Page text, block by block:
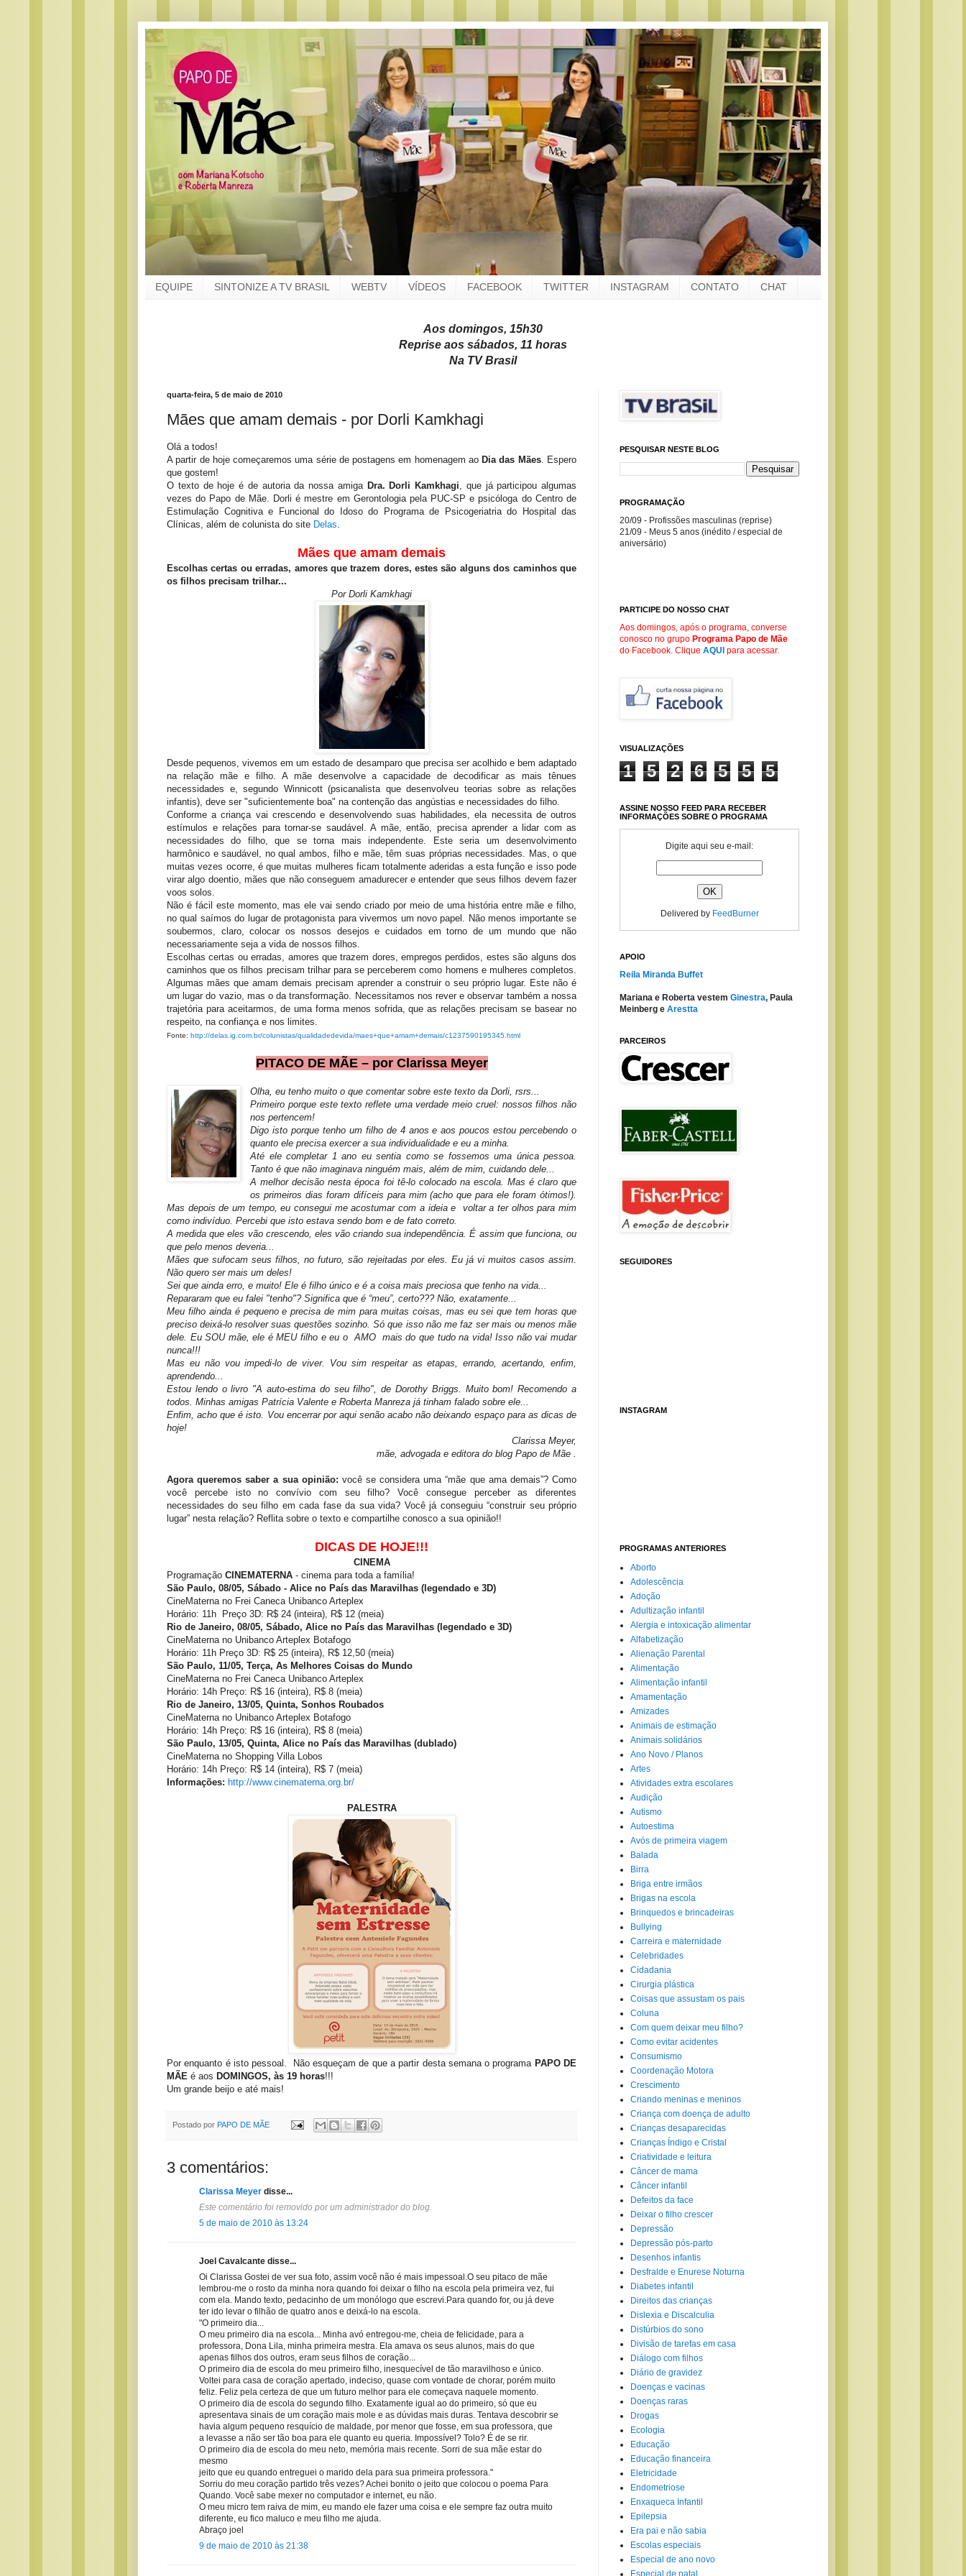
EQUIPE SINTONIZE A TV BRASIL WEBTV VÍDEOS FACEBOOK TWITTER INSTAGRAM CONTATO CHAT
Aos domingos, 15h30
Reprise aos sábados, 11 horas
Na TV Brasil
quarta-feira, 5 de maio de 2010
Mães que amam demais - por Dorli Kamkhagi
Olá a todos!
A partir de hoje começaremos uma série de postagens em homenagem ao Dia das Mães. Espero
que gostem!
O texto de hoje é de autoria da nossa amiga Dra. Dorli Kamkhagi, que já participou algumas
vezes do Papo de Mãe. Dorli é mestre em Gerontologia pela PUC-SP e psicóloga do Centro de
Estimulação Cognitiva e Funcional do Idoso do Programa de Psicogeriatria do Hospital das
Clínicas, além de colunista do site Delas.
Mães que amam demais
Escolhas certas ou erradas, amores que trazem dores, estes são alguns dos caminhos que
os filhos precisam trilhar...
Por Dorli Kamkhagi
Desde pequenos, vivemos em um estado de desamparo que precisa ser acolhido e bem adaptado
na relação mãe e filho. A mãe desenvolve a capacidade de decodificar as mais tênues
necessidades e, segundo Winnicott (psicanalista que desenvolveu teorias sobre as relações
infantis), deve ser "suficientemente boa" na contenção das angústias e necessidades do filho.
Conforme a criança vai crescendo e desenvolvendo suas habilidades, ela necessita de outros
estímulos e relações para tornar-se saudável. A mãe, então, precisa aprender a lidar com as
necessidades do filho, que se torna mais independente. Este seria um desenvolvimento
harmônico e saudável, no qual ambos, filho e mãe, têm suas próprias necessidades. Mas, o que
muitas vezes ocorre, é que muitas mulheres ficam totalmente aderidas a esta função e isso pode
virar algo doentio, mães que não conseguem amadurecer e entender que seus filhos devem fazer
voos solos.
Não é fácil este momento, mas ele vai sendo criado por meio de uma história entre mãe e filho,
no qual saímos do lugar de protagonista para vivermos um novo papel. Não menos importante se
soubermos, claro, colocar os nossos desejos e cuidados em torno de um mundo que não
necessariamente seja a vida de nossos filhos.
Escolhas certas ou erradas, amores que trazem dores, empregos perdidos, estes são alguns dos
caminhos que os filhos precisam trilhar para se perceberem como homens e mulheres completos.
Algumas mães que amam demais precisam aprender a construir o seu próprio lugar. Este não é
um lugar do vazio, mas o da transformação. Necessitamos nos rever e observar também a nossa
trajetória para aceitarmos, de uma forma menos sofrida, que as relações precisam se basear no
respeito, na confiança e nos limites.
Fonte: http://delas.ig.com.br/colunistas/qualidadedevida/maes+que+amam+demais/c1237590195345.html
PITACO DE MÃE – por Clarissa Meyer
Olha, eu tenho muito o que comentar sobre este texto da Dorli, rsrs...
Primeiro porque este texto reflete uma verdade meio cruel: nossos filhos não
nos pertencem!
Digo isto porque tenho um filho de 4 anos e aos poucos estou percebendo o
quanto ele precisa exercer a sua individualidade e eu a minha.
Até ele completar 1 ano eu sentia como se fossemos uma única pessoa.
Tanto é que não imaginava ninguém mais, além de mim, cuidando dele...
A melhor decisão nesta época foi tê-lo colocado na escola. Mas é claro que
os primeiros dias foram difíceis para mim (acho que para ele foram ótimos!).
Mas depois de um tempo, eu consegui me acostumar com a ideia e voltar a ter olhos para mim
como indivíduo. Percebi que isto estava sendo bom e de fato correto.
A medida que eles vão crescendo, eles vão criando sua independência. É assim que funciona, ou
que pelo menos deveria...
Mães que sufocam seus filhos, no futuro, são rejeitadas por eles. Eu já vi muitos casos assim.
Não quero ser mais um deles!
Sei que ainda erro, e muito! Ele é filho único e é a coisa mais preciosa que tenho na vida...
Repararam que eu falei "tenho"? Significa que é “meu”, certo??? Não, exatamente...
Meu filho ainda é pequeno e precisa de mim para muitas coisas, mas eu sei que tem horas que
preciso deixá-lo resolver suas questões sozinho. Só que isso não me faz ser mais ou menos mãe
dele. Eu SOU mãe, ele é MEU filho e eu o AMO mais do que tudo na vida! Isso não vai mudar
nunca!!!
Mas eu não vou impedi-lo de viver. Vou sim respeitar as etapas, errando, acertando, enfim,
aprendendo...
Estou lendo o livro "A auto-estima do seu filho", de Dorothy Briggs. Muito bom! Recomendo a
todos. Minhas amigas Patrícia Valente e Roberta Manreza já tinham falado sobre ele...
Enfim, acho que é isto. Vou encerrar por aqui senão acabo não deixando espaço para as dicas de
hoje!
Clarissa Meyer,
mãe, advogada e editora do blog Papo de Mãe .
Agora queremos saber a sua opinião: você se considera uma “mãe que ama demais”? Como
você percebe isto no convívio com seu filho? Você consegue perceber as diferentes
necessidades do seu filho em cada fase da sua vida? Você já conseguiu “construir seu próprio
lugar” nesta relação? Reflita sobre o texto e compartilhe conosco a sua opinião!!
DICAS DE HOJE!!!
CINEMA
Programação CINEMATERNA - cinema para toda a família!
São Paulo, 08/05, Sábado - Alice no País das Maravilhas (legendado e 3D)
CineMaterna no Frei Caneca Unibanco Arteplex
Horário: 11h Preço 3D: R$ 24 (inteira), R$ 12 (meia)
Rio de Janeiro, 08/05, Sábado, Alice no País das Maravilhas (legendado e 3D)
CineMaterna no Unibanco Arteplex Botafogo
Horário: 11h Preço 3D: R$ 25 (inteira), R$ 12,50 (meia)
São Paulo, 11/05, Terça, As Melhores Coisas do Mundo
CineMaterna no Frei Caneca Unibanco Arteplex
Horário: 14h Preço: R$ 16 (inteira), R$ 8 (meia)
Rio de Janeiro, 13/05, Quinta, Sonhos Roubados
CineMaterna no Unibanco Arteplex Botafogo
Horário: 14h Preço: R$ 16 (inteira), R$ 8 (meia)
São Paulo, 13/05, Quinta, Alice no País das Maravilhas (dublado)
CineMaterna no Shopping Villa Lobos
Horário: 14h Preço: R$ 14 (inteira), R$ 7 (meia)
Informações: http://www.cinematerna.org.br/
PALESTRA
Por enquanto é isto pessoal. Não esqueçam de que a partir desta semana o programa PAPO DE
MÃE é aos DOMINGOS, às 19 horas!!!
Um grande beijo e até mais!
Postado por PAPO DE MÃE
3 comentários:
Clarissa Meyer disse...
Este comentário foi removido por um administrador do blog.
5 de maio de 2010 às 13:24
Joel Cavalcante disse...
Oi Clarissa Gostei de ver sua foto, assim você não é mais impessoal.O seu pitaco de mãe
lembrou-me o rosto da minha nora quando foi deixar o filho na escola pela primeira vez, fui
com ela. Mando texto, pedacinho de um monólogo que escrevi.Para quando for, ou já deve
ter ido levar o filhão de quatro anos e deixá-lo na escola.
"O primeiro dia...
O meu primeiro dia na escola... Minha avó entregou-me, cheia de felicidade, para a
professora, Dona Lila, minha primeira mestra. Ela amava os seus alunos, mais do que
apenas filhos dos outros, eram seus filhos de coração...
O primeiro dia de escola do meu primeiro filho, inesquecível de tão maravilhoso e único.
Voltei para casa de coração apertado, indeciso, quase com vontade de chorar, porém muito
feliz. Feliz pela certeza de que um futuro melhor para ele começava naquele momento.
O primeiro dia de escola do segundo filho. Exatamente igual ao do primeiro, só que eu
apresentava sinais de um coração mais mole e as dúvidas mais duras. Tentava descobrir se
havia algum pequeno resquício de maldade, por menor que fosse, em sua professora, que
a levasse a não ser tão boa para ele quanto eu queria. Impossível? Tolo? É de se rir.
O primeiro dia de escola do meu neto, memória mais recente. Sorri de sua mãe estar do
mesmo
jeito que eu quando entreguei o marido dela para sua primeira professora."
Sorriu do meu coração partido três vezes? Achei bonito o jeito que colocou o poema Para
Quando. Você sabe mexer no computador e internet, eu não.
O meu micro tem raiva de mim, eu mando ele fazer uma coisa e ele sempre faz outra muito
diferente, eu fico maluco e meu filho me ajuda.
Abraço joel
9 de maio de 2010 às 21:38
PESQUISAR NESTE BLOG
PROGRAMAÇÃO
20/09 - Profissões masculinas (reprise)
21/09 - Meus 5 anos (inédito / especial de
aniversário)
PARTICIPE DO NOSSO CHAT
Aos domingos, após o programa, converse
conosco no grupo Programa Papo de Mãe
do Facebook . Clique AQUI para acessar.
VISUALIZAÇÕES
1 5 2 6 5 5 5
ASSINE NOSSO FEED PARA RECEBER
INFORMAÇÕES SOBRE O PROGRAMA
Digite aqui seu e-mail:
Delivered by FeedBurner
APOIO
Reila Miranda Buffet
Mariana e Roberta vestem Ginestra, Paula
Meinberg e Arestta
PARCEIROS
SEGUIDORES
INSTAGRAM
PROGRAMAS ANTERIORES
Aborto
Adolescência
Adoção
Adultização infantil
Alergia e intoxicação alimentar
Alfabetização
Alienação Parental
Alimentação
Alimentação infantil
Amamentação
Amizades
Animais de estimação
Animais solidários
Ano Novo / Planos
Artes
Atividades extra escolares
Audição
Autismo
Autoestima
Avós de primeira viagem
Balada
Birra
Briga entre irmãos
Brigas na escola
Brinquedos e brincadeiras
Bullying
Carreira e maternidade
Celebridades
Cidadania
Cirurgia plástica
Coisas que assustam os pais
Coluna
Com quem deixar meu filho?
Como evitar acidentes
Consumismo
Coordenação Motora
Crescimento
Criando meninas e meninos
Criança com doença de adulto
Crianças desaparecidas
Crianças Índigo e Cristal
Criatividade e leitura
Câncer de mama
Câncer infantil
Defeitos da face
Deixar o filho crescer
Depressão
Depressão pós-parto
Desenhos infantis
Desfralde e Enurese Noturna
Diabetes infantil
Direitos das crianças
Dislexia e Discalculia
Distúrbios do sono
Divisão de tarefas em casa
Diálogo com filhos
Diário de gravidez
Doenças e vacinas
Doenças raras
Drogas
Ecologia
Educação
Educação financeira
Eletricidade
Endometriose
Enxaqueca Infantil
Epilepsia
Era pai e não sabia
Escolas especiais
Especial de ano novo
Especial de natal